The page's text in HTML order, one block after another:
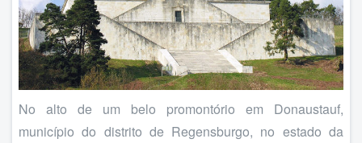
No alto de um belo promontório em Donaustauf,
município do distrito de Regensburgo, no estado da